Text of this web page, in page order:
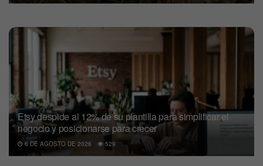
Etsy despide al 12% de su plantilla para simplificar el
negocio y posicionarse para crecer
6 DE AGOSTO DE 2026 529